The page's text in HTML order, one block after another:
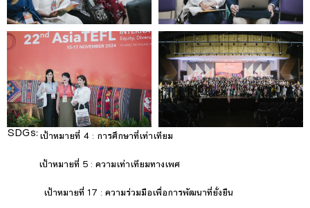
SDGs:
4 เป้าหมายที่ 4 : การศึกษาที่เท่าเทียม
เป้าหมายที่ 5 : ความเท่าเทียมทางเพศ
เป้าหมายที่ 17 : ความร่วมมือเพื่อการพัฒนาที่ยั่งยืน